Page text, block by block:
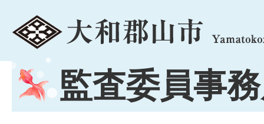
menu
監査委員事